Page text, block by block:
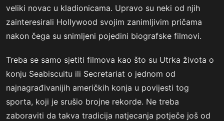
veliki novac u kladionicama. Upravo su neki od njih
zainteresirali Hollywood svojim zanimljivim pričama
nakon čega su snimljeni pojedini biografske filmovi.
Treba se samo sjetiti filmova kao što su Utrka života o
konju Seabiscuitu ili Secretariat o jednom od
najnagrađivanijih američkih konja u povijesti tog
sporta, koji je srušio brojne rekorde. Ne treba
zaboraviti da takva tradicija natjecanja potječe još od